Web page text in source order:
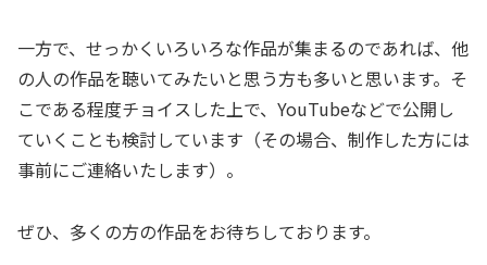
一方で、せっかくいろいろな作品が集まるのであれば、他
の人の作品を聴いてみたいと思う方も多いと思います。そ
こである程度チョイスした上で、YouTubeなどで公開し
ていくことも検討しています（その場合、制作した方には
事前にご連絡いたします）。
ぜひ、多くの方の作品をお待ちしております。